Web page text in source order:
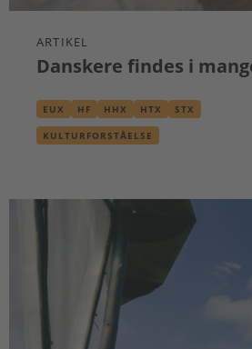
ARTIKEL
Danskere findes i
EUX HF HHX HTX STX
KULTURFORSTÅELSE